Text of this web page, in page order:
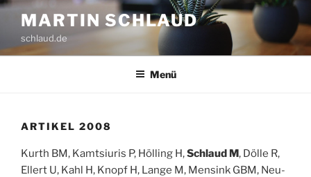
Zum
Inhalt
springen
MARTIN SCHLAUD
schlaud.de
Menü
ARTI­KEL 2008
Kurth BM, Kamt­si­uris P, Höl­ling H,Schlaud M, Döl­le R,
Ellert U, Kahl H, Knopf H, Lan­ge M, Men­sink GBM, Neu­